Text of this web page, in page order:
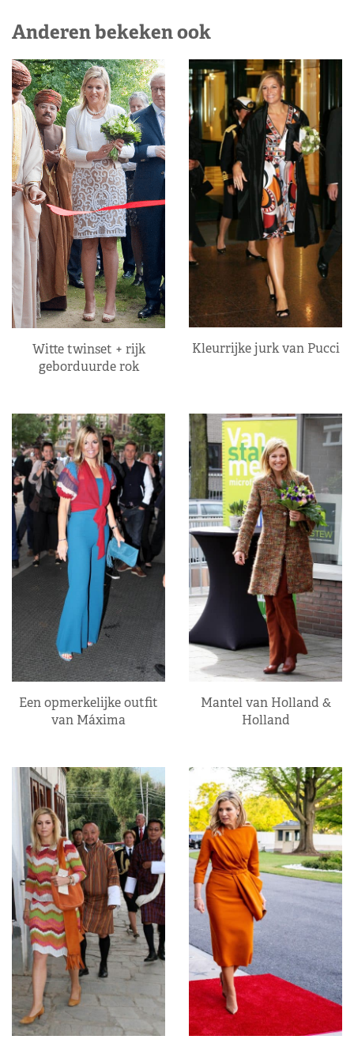
Anderen bekeken ook
Witte twinset + rijk
geborduurde rok
Kleurrijke jurk van Pucci
Een opmerkelijke outfit
van Máxima
Mantel van Holland &
Holland